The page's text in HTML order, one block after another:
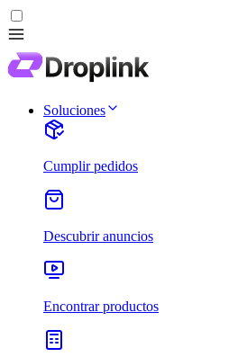
Soluciones
Cumplir pedidos
Descubrir anuncios
Encontrar productos